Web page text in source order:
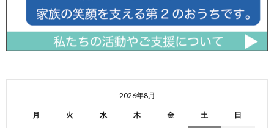
2026年8月
月 火 水 木 金 土 日